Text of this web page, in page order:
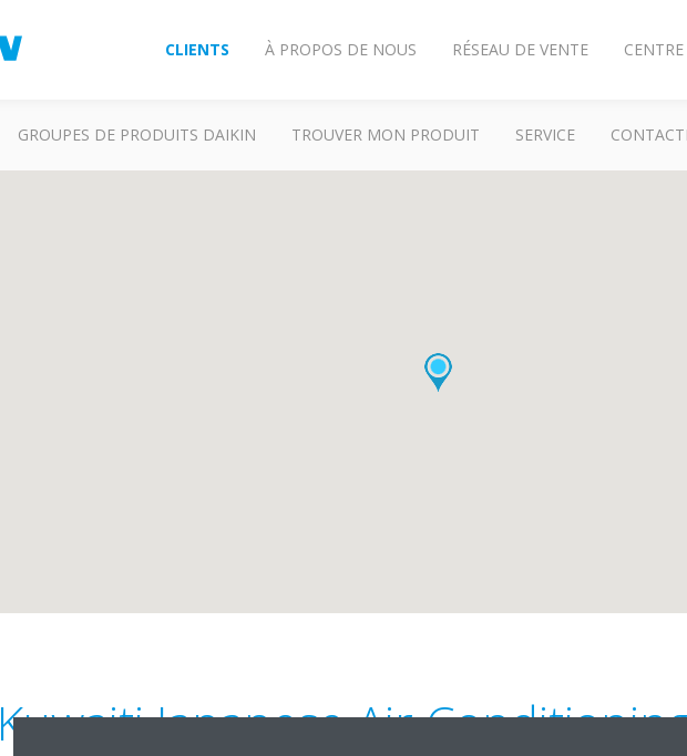
CLIENTS À PROPOS DE NOUS RÉSEAU DE VENTE
GROUPES DE PRODUITS DAIKIN TROUVER MON PRODUIT SERVICE
Kuwaiti Japanese Air